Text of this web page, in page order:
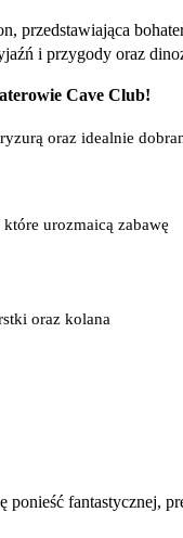
przedstawiająca
i przygody oraz
Cave Club!
oraz idealnie
urozmaicą zabawę
oraz kolana
fantastycznej,